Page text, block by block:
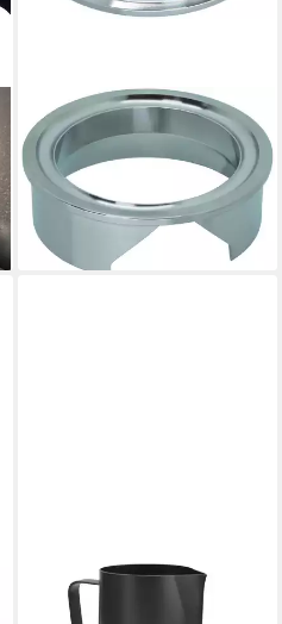
SCARLET ESPRESSO
Siebaufsatz, scarlet espresso
Präzisions-Trichter »Cono
Eureka 58 mm« Funnel
34,99 €
lieferbar - in 3-4 Werktagen bei dir